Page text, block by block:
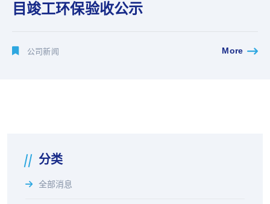
目竣工环保验收公示
公司新闻 More
分类
全部消息